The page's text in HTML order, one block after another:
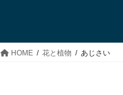
HOME 花と植物 あじさい